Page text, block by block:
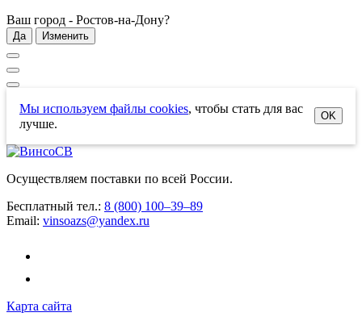
Ваш город - Ростов-на-Дону?
Да Изменить
Мы используем файлы cookies, чтобы стать для вас
лучше.
OK
Осуществляем поставки по всей России.
Бесплатный тел.: 8 (800) 100–39–89
Email: vinsoazs@yandex.ru
Карта сайта